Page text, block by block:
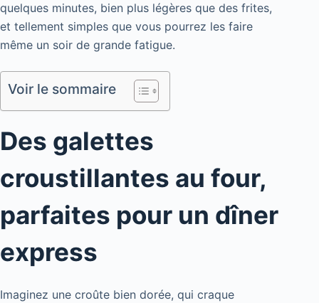
quelques minutes, bien plus légères que des frites,
et tellement simples que vous pourrez les faire
même un soir de grande fatigue.
Voir le sommaire
Des galettes
croustillantes au four,
parfaites pour un dîner
express
Imaginez une croûte bien dorée, qui craque